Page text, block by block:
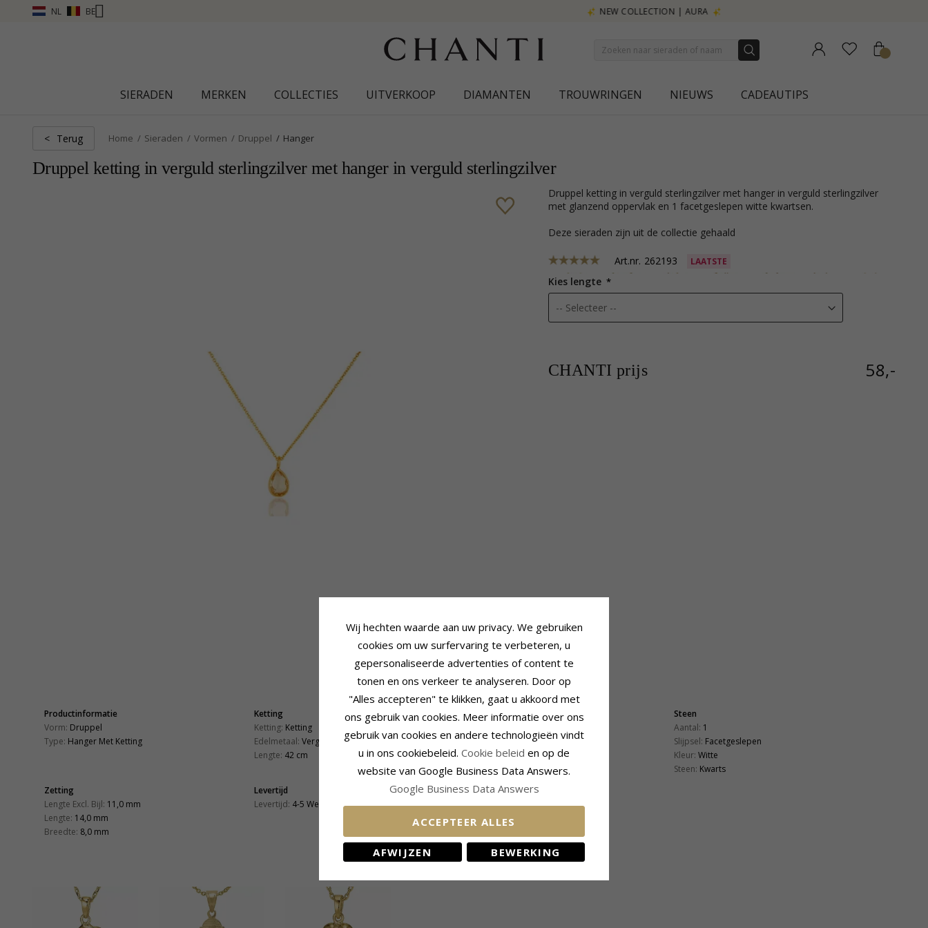
NL BE
KLIK HIER NEW COLLECTION | AURA
SIERADEN MERKEN COLLECTIES UITVERKOOP DIAMANTEN TROUWRINGEN NIEUWS CADEAUTIPS
< Terug Home Sieraden Vormen Druppel Hanger
Druppel ketting in verguld sterlingzilver met hanger in verguld sterlingzilver
druppel ketting in verguld sterlingzilver met hanger in verguld sterlingzilver
met glanzend oppervlak en 1 facetgeslepen witte kwartsen.
Deze sieraden zijn uit de collectie gehaald
Art.nr. 262193 LAATSTE
Kies lengte
CHANTI prijs 58,-
Productinformatie
Vorm: Druppel
Type: Hanger Met Ketting
Ketting
Ketting: Ketting
Edelmetaal: Verguld Sterlingzilver
Lengte: 42 cm
Hanger
Edelmetaal: Verguld Sterlingzilver
Oppervlak: Glanzend
Steen
Aantal: 1
Slijpsel: Facetgeslepen
Kleur: Witte
Steen: Kwarts
Zetting
Lengte Excl. Bijl: 11,0 mm
Lengte: 14,0 mm
Breedte: 8,0 mm
Levertijd
Levertijd: 4-5 Weekdagen
Wij hechten waarde aan uw privacy. We gebruiken
cookies om uw surfervaring te verbeteren, u
gepersonaliseerde advertenties of content te
tonen en ons verkeer te analyseren. Door op
"Alles accepteren" te klikken, gaat u akkoord met
ons gebruik van cookies. Meer informatie over ons
gebruik van cookies en andere technologieën vindt
u in ons cookiebeleid. Cookie beleid en op de
website van Google Business Data Answers.
Google Business Data Answers
ACCEPTEER ALLES
AFWIJZEN BEWERKING